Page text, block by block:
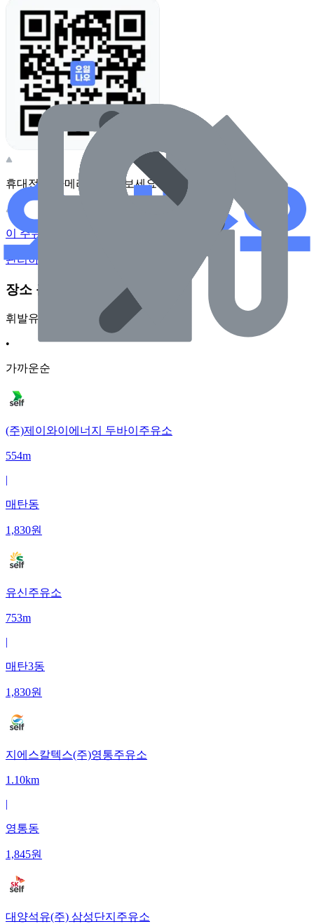
휴대전화 카메라로 찍어보세요
이 주유소의 사장님이신가요?
관리하기
장소 근처 주유소
휘발유
•
가까운순
(주)제이와이에너지 두바이주유소
554m
|
매탄동
1,830원
유신주유소
753m
|
매탄3동
1,830원
지에스칼텍스(주)영통주유소
1.10km
|
영통동
1,845원
대양석유(주) 삼성단지주유소